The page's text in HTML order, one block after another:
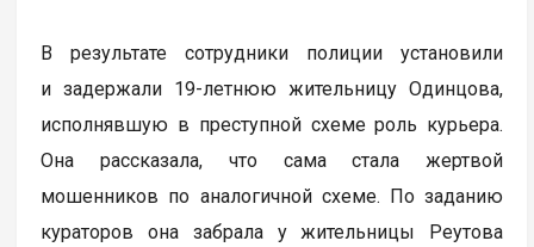
В результате сотрудники полиции установили
и задержали 19-летнюю жительницу Одинцова,
исполнявшую в преступной схеме роль курьера.
Она рассказала, что сама стала жертвой
мошенников по аналогичной схеме. По заданию
кураторов она забрала у жительницы Реутова